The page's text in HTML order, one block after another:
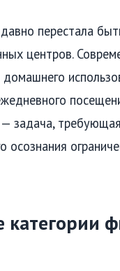
перестала
центров.
домашнего
задача,
осознания